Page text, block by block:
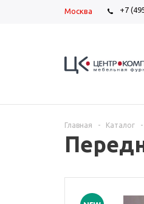
Москва +7
Главная - Каталог -